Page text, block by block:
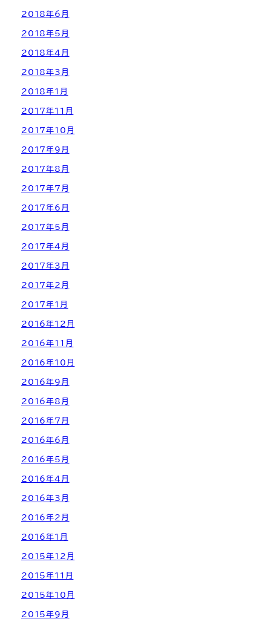
2018年6月
2018年5月
2018年4月
2018年3月
2018年1月
2017年11月
2017年10月
2017年9月
2017年8月
2017年7月
2017年6月
2017年5月
2017年4月
2017年3月
2017年2月
2017年1月
2016年12月
2016年11月
2016年10月
2016年9月
2016年8月
2016年7月
2016年6月
2016年5月
2016年4月
2016年3月
2016年2月
2016年1月
2015年12月
2015年11月
2015年10月
2015年9月